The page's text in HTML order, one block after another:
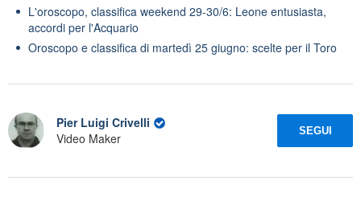
L'oroscopo, classifica weekend 29-30/6: Leone entusiasta,
accordi per l'Acquario
Oroscopo e classifica di martedì 25 giugno: scelte per il Toro
Pier Luigi Crivelli
Video Maker
SEGUI